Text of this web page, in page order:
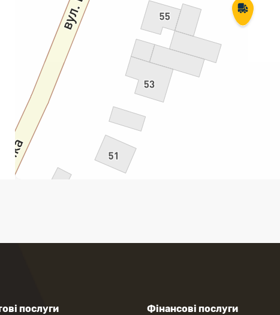
Прийом вантажів
послуги Фінансові послуги